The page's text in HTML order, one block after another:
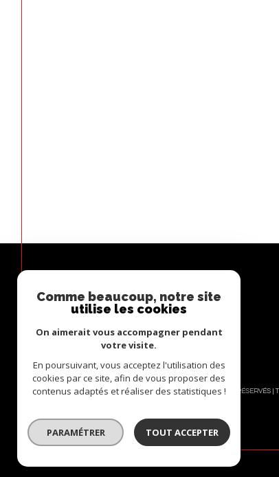
ESPACE
PROPRIÉTAIRE
Se connecter
© 2026 | TOUS DROITS RÉSERVÉS |
Comme beaucoup, notre site
utilise les cookies
On aimerait vous accompagner pendant
votre visite.
En poursuivant, vous acceptez l'utilisation des
cookies par ce site, afin de vous proposer des
contenus adaptés et réaliser des statistiques !
PARAMÉTRER TOUT ACCEPTER